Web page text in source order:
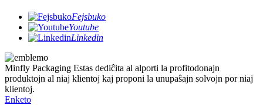
Fejsbuko
Youtube
Linkedin
Minfly Packaging Estas dediĉita al alporti la profitodonajn
produktojn al niaj klientoj kaj proponi la unupaŝajn solvojn por niaj
klientoj.
Enketo